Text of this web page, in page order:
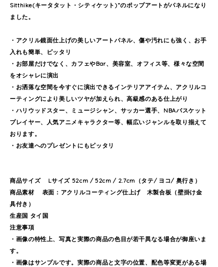
Sitthike(キータタット・シティケット)”のポップアートがパネルになり
ました。
・アクリル鏡面仕上げの美しいアートパネル、傷や汚れにも強く、お手
入れも簡単、ピッタリ
・お部屋だけでなく、カフェやBar、美容室、オフィス等、様々な空間
をオシャレに演出
・お洒落な空間を今すぐに演出できるインテリアアイテム、アクリルコ
ーティングにより美しいツヤが加えられ、高級感のある仕上がり
・ハリウッドスター、ミュージシャン、サッカー選手、NBAバスケット
プレイヤー、人気アニメキャラクター等、幅広いジャンルを取り揃えて
おります。
・お友達へのプレゼントにもピッタリ
商品サイズ Lサイズ 52cm / 52cm / 2.7cm（タテ/ ヨコ/ 奥行き）
商品素材 表面：アクリルコーティング仕上げ 木製合板（壁掛け金
具付き）
生産国 タイ国
注意事項
・画像の特性上、写真と実際の商品の色目が若干異なる場合が御座いま
す。
・画像はサンプルです。実際の商品と文字の位置、配色等変更がある場